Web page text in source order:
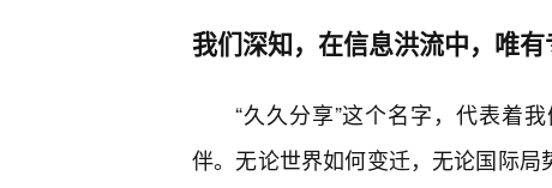
我们深知，在信息洪流中，唯有
“久久分享”这个名字，代表着
伴。无论世界如何变迁，无论国际